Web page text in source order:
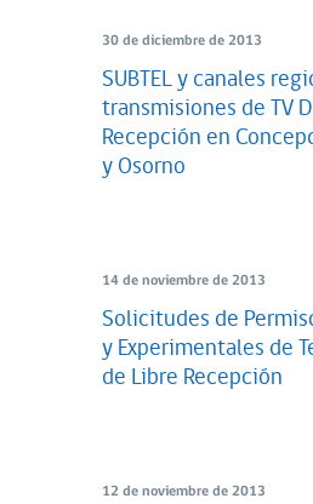
30 de diciembre de 2013
SUBTEL y canales
transmisiones de TV
Recepción en
y Osorno
14 de noviembre de 2013
Solicitudes de
y Experimentales de
de Libre Recepción
12 de noviembre de 2013